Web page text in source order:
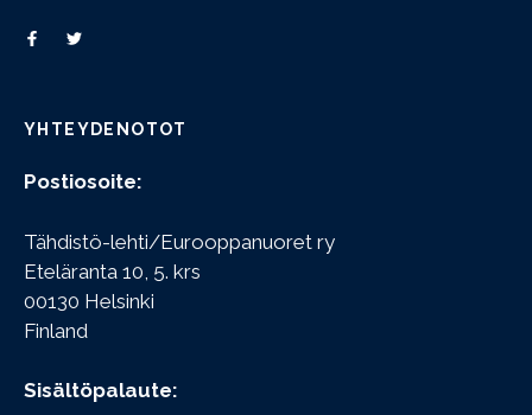
YHTEYDENOTOT
Postiosoite:
Tähdistö-lehti/Eurooppanuoret ry
Eteläranta 10, 5. krs
00130 Helsinki
Finland
Sisältöpalaute: